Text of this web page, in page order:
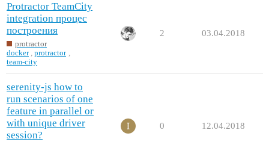
Protractor TeamCity
integration процес
построения
protractor
docker ,protractor
team-city
2 03.04.2018
serenity-js how to
run scenarios of one
feature in parallel or
with unique driver
session?
0 12.04.2018